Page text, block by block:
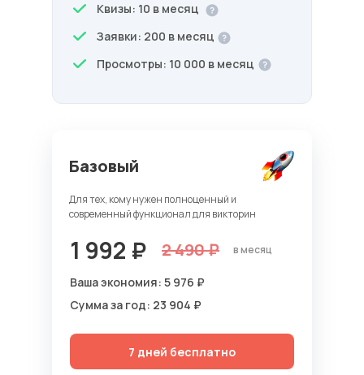
Квизы: 10 в месяц
Заявки: 200 в месяц
Просмотры: 10 000 в месяц
Ваша экономия: 5 976 ₽
Сумма за год: 23 904 ₽
1 992 ₽ в месяц
2 490 ₽
7 дней бесплатно
Для тех, кому нужен полноценный и
современный функционал для викторин
Базовый